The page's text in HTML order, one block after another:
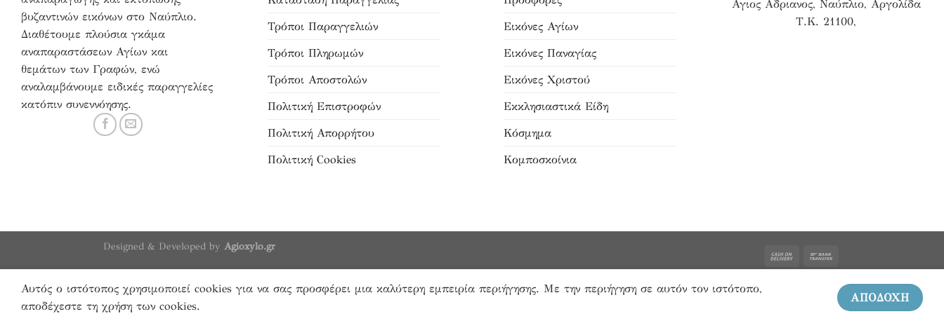
βυζαντινών εικόνων στο Ναύπλιο.
Διαθέτουμε πλούσια γκάμα
αναπαραστάσεων Αγίων και
θεμάτων των Γραφών, ενώ
αναλαμβάνουμε ειδικές παραγγελίες
κατόπιν συνεννόησης.
Τρόποι Παραγγελιών
Τρόποι Πληρωμών
Τρόποι Αποστολών
Πολιτική Επιστροφών
Πολιτική Απορρήτου
Πολιτική Cookies
Εικόνες Αγίων
Εικόνες Παναγίας
Εικόνες Χριστού
Εκκλησιαστικά Είδη
Κόσμημα
Κομποσκοίνια
Αγιος Αδριανος, Ναύπλιο, Αργολίδα
Τ.Κ. 21100,
Designed & Developed by Agioxylo.gr
Αυτός ο ιστότοπος χρησιμοποιεί cookies για να σας προσφέρει μια καλύτερη εμπειρία περιήγησης. Με την περιήγηση σε αυτόν τον ιστότοπο,
αποδέχεστε τη χρήση των cookies.
ΑΠΟΔΟΧΗ